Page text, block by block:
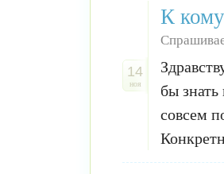
14
ноя
К
бы
совсем